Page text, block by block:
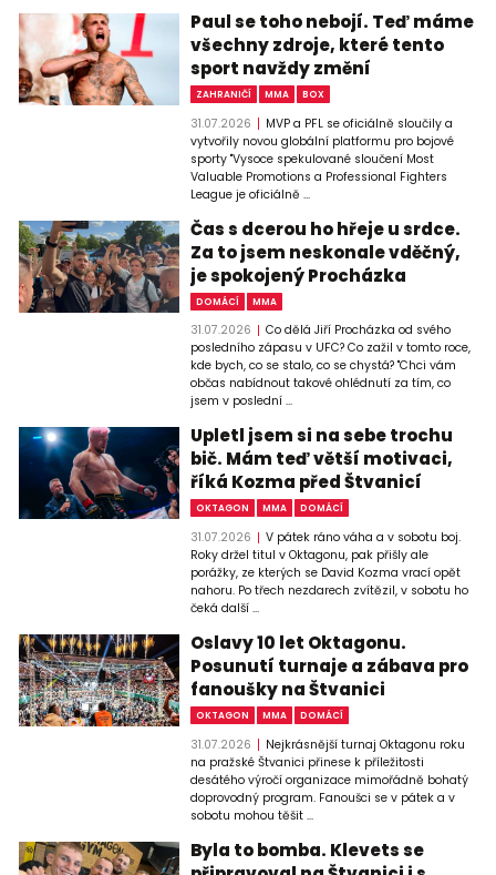
Paul se toho nebojí. Teď máme
všechny zdroje, které tento
sport navždy změní
ZAHRANIČÍ MMA BOX
31.07.2026
MVP a PFL se oficiálně sloučily a
vytvořily novou globální platformu pro bojové
sporty "Vysoce spekulované sloučení Most
Valuable Promotions a Professional Fighters
League je oficiálně ...
Čas s dcerou ho hřeje u srdce.
Za to jsem neskonale vděčný,
je spokojený Procházka
DOMÁCÍ MMA
31.07.2026
Co dělá Jiří Procházka od svého
posledního zápasu v UFC? Co zažil v tomto roce,
kde bych, co se stalo, co se chystá? "Chci vám
občas nabídnout takové ohlédnutí za tím, co
jsem v poslední ...
Upletl jsem si na sebe trochu
bič. Mám teď větší motivaci,
říká Kozma před Štvanicí
OKTAGON MMA DOMÁCÍ
31.07.2026
V pátek ráno váha a v sobotu boj.
Roky držel titul v Oktagonu, pak přišly ale
porážky, ze kterých se David Kozma vrací opět
nahoru. Po třech nezdarech zvítězil, v sobotu ho
čeká další ...
Oslavy 10 let Oktagonu.
Posunutí turnaje a zábava pro
fanoušky na Štvanici
OKTAGON MMA DOMÁCÍ
31.07.2026
Nejkrásnější turnaj Oktagonu roku
na pražské Štvanici přinese k příležitosti
desátého výročí organizace mimořádně bohatý
doprovodný program. Fanoušci se v pátek a v
sobotu mohou těšit ...
Byla to bomba. Klevets se